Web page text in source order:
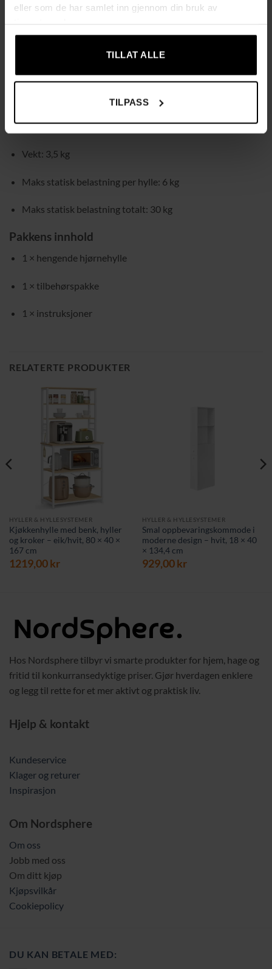
eller som de har samlet inn gjennom din bruk av
TILLAT ALLE
TILPASS
Enkel montering med tydelige instrukser og merkede
Mål: 20 × 20 × 126 cm (D × B × H)
Vekt: 3,5 kg
Maks statisk belastning per hylle: 6 kg
Maks statisk belastning totalt: 30 kg
Pakkens innhold
1 × hengende hjørnehylle
1 × tilbehørspakke
1 × instruksjoner
RELATERTE PRODUKTER
HYLLER & HYLLESYSTEMER
Kjøkkenhylle med benk, hyller
og kroker – eik/hvit, 80 × 40 ×
167 cm
1219,00kr
HYLLER & HYLLESYSTEMER
Smal oppbevaringskommode i
moderne design – hvit, 18 × 40
× 134,4 cm
929,00kr
Hos Nordsphere tilbyr vi smarte produkter for hjem, hage og
fritid til konkurransedyktige priser. Gjør hverdagen enklere
og legg til rette for et mer aktivt og praktisk liv.
Hjelp & kontakt
Kundeservice
Klager og returer
Inspirasjon
Om Nordsphere
Om oss
Jobb med oss
Om ditt kjøp
Kjøpsvilkår
Cookiepolicy
DU KAN BETALE MED: